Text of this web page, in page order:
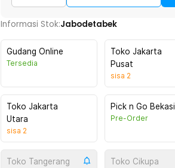
Informasi Stok:Jabodetabek
Gudang Online
Tersedia
Toko Jakarta
Pusat
sisa 2
Toko Jakarta
Utara
sisa 2
Pick n Go Bekasi
Pre-Order
Toko Tangerang Toko Cikupa